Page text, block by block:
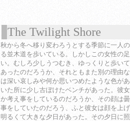
The Twilight Shore
秋から冬へ移り変わろうとする季節に一人
る並木道を歩いている。しかしこの女性の
い。むしろ少しうつむき、ゆっくりと歩い
あったのだろうか、それともまた別の理由
は深い哀しみや何か思いつめたような色が
いた所に少し古ぼけたベンチがあった。彼
か考え事をしているのだろうか、その顔は
事をしていたのだろう、ふと彼女は顔を上
明るくて大きな夕日があった。その夕日に